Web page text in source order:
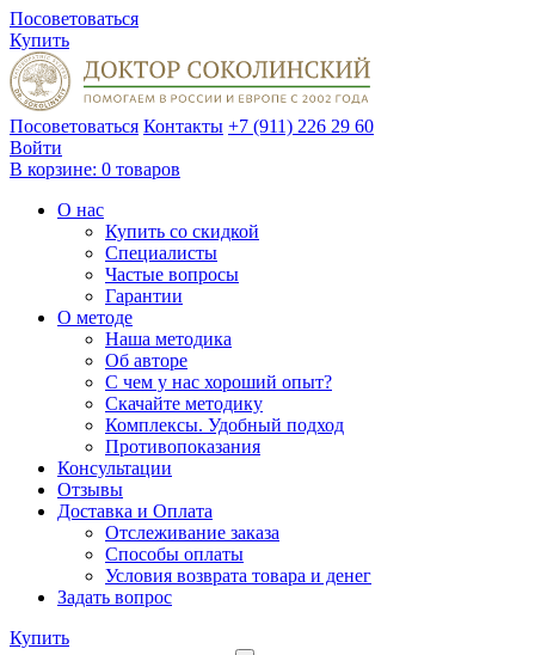
Посоветоваться
Купить
Посоветоваться Контакты +7 (911) 226 29 60
Войти
В корзине: 0 товаров
О нас
Купить со скидкой
Специалисты
Частые вопросы
Гарантии
О методе
Наша методика
Об авторе
С чем у нас хороший опыт?
Скачайте методику
Комплексы. Удобный подход
Противопоказания
Консультации
Отзывы
Доставка и Оплата
Отслеживание заказа
Способы оплаты
Условия возврата товара и денег
Задать вопрос
Купить